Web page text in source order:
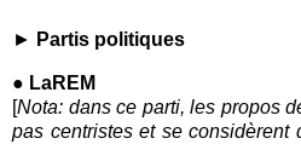
► Partis politiques
● LaREM
[Nota: dans ce parti, les propos
pas centristes et se